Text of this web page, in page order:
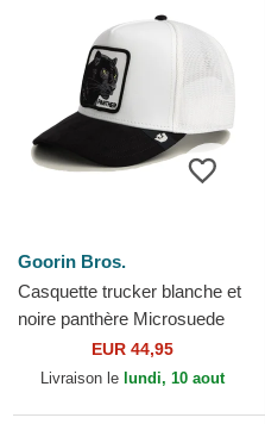
Goorin Bros.
Casquette trucker blanche et
noire panthère Microsuede
Black Panther The Farm
Goorin Bros.
EUR 44,95
Livraison le lundi, 10 aout